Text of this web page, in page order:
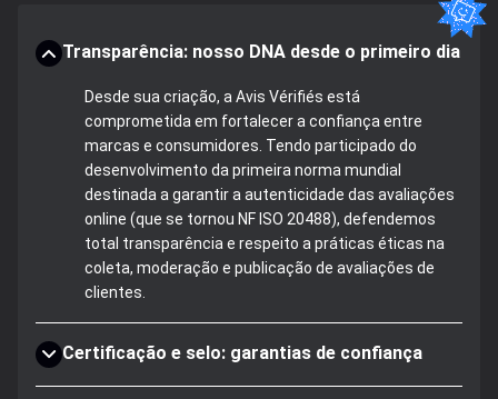
Transparência: nosso DNA desde o primeiro dia
Desde sua criação, a Avis Vérifiés está
comprometida em fortalecer a confiança entre
marcas e consumidores. Tendo participado do
desenvolvimento da primeira norma mundial
destinada a garantir a autenticidade das avaliações
online (que se tornou NF ISO 20488), defendemos
total transparência e respeito a práticas éticas na
coleta, moderação e publicação de avaliações de
clientes.
Certificação e selo: garantias de confiança